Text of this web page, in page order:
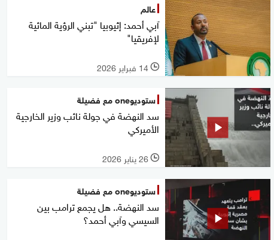
عالم
آبي أحمد: إثيوبيا "تبني الرؤية المائية
لإفريقيا"
l 14 فبراير 2026
ستوديوone مع فضيلة
سد النهضة في جولة نائب وزير الخارجية
الأميركي
l 26 يناير 2026
ستوديوone مع فضيلة
سد النهضة.. هل يجمع ترامب بين
السيسي وآبي أحمد؟